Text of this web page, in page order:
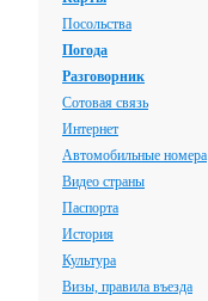
Посольства
Погода
Разговорник
Сотовая связь
Интернет
Автомобильные номера
Видео страны
Паспорта
История
Культура
Визы, правила въезда